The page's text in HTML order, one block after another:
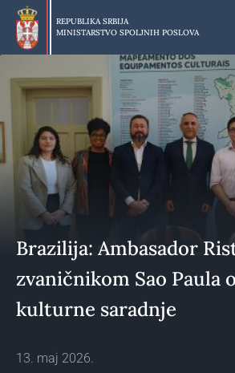
Preskoči
glavni
deo
REPUBLIKA SRBIJA
MINISTARSTVO SPOLJNIH POSLOVA
Brazilija: Ambasador
zvaničnikom Sao Paula
kulturne saradnje
13. maj 2026.